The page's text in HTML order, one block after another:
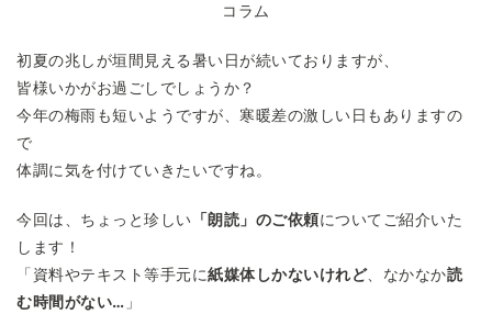
コラム
初夏の兆しが垣間見える暑い日が続いておりますが、
皆様いかがお過ごしでしょうか？
今年の梅雨も短いようですが、寒暖差の激しい日もありますの
で
体調に気を付けていきたいですね。
今回は、ちょっと珍しい 「朗読」のご依頼についてご紹介いた
します！
「資料やテキスト等手元に紙媒体しかないけれど、なかなか読
む時間がない… 」